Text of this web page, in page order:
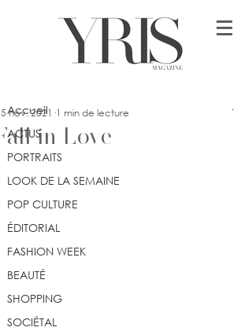
Accueil
ACTUS
PORTRAITS
LOOK DE LA SEMAINE
POP CULTURE
ÉDITORIAL
FASHION WEEK
BEAUTÉ
SHOPPING
SOCIÉTAL
in Love
nov. 2021 1 min de lecture